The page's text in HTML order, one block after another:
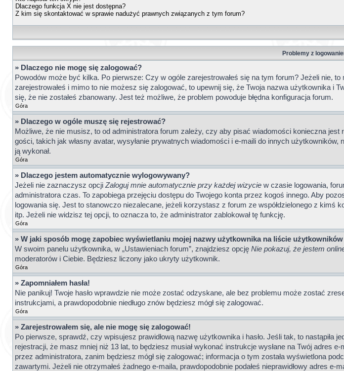
Dlaczego funkcja X nie jest dostępna?
Z kim się skontaktować w sprawie nadużyć prawnych związanych z tym forum?
Problemy z
» Dlaczego nie mogę się zalogować?
Powodów może być kilka. Po pierwsze: Czy w ogóle zarejestrowałeś się na tym forum? Jeżeli nie,
zarejestrowałeś i mimo to nie możesz się zalogować, to upewnij się, że Twoja nazwa użytkownika i
się, że nie zostałeś zbanowany. Jest też możliwe, że problem powoduje błędna konfiguracja forum.
Góra
» Dlaczego w ogóle muszę się rejestrować?
Możliwe, że nie musisz, to od administratora forum zależy, czy aby pisać wiadomości konieczna
gości, takich jak własny avatar, wysyłanie prywatnych wiadomości i e-maili do innych
ją wykonał.
Góra
» Dlaczego jestem automatycznie wylogowywany?
Jeżeli nie zaznaczysz opcji Zaloguj mnie automatycznie przy każdej wizycie w czasie logowania,
administratora czas. To zapobiega przejęciu dostępu do Twojego konta przez kogoś innego. Aby
logowania się. Jest to stanowczo niezalecane, jeżeli korzystasz z forum ze współdzielonego z
itp. Jeżeli nie widzisz tej opcji, to oznacza to, że administrator zablokował tę funkcję.
Góra
» W jaki sposób mogę zapobiec wyświetlaniu mojej nazwy użytkownika na liście
W swoim panelu użytkownika, w „Ustawieniach forum”, znajdziesz opcję Nie pokazuj, że jestem
moderatorów i Ciebie. Będziesz liczony jako ukryty użytkownik.
Góra
» Zapomniałem hasła!
Nie panikuj! Twoje hasło wprawdzie nie może zostać odzyskane, ale bez problemu może zostać
instrukcjami, a prawdopodobnie niedługo znów będziesz mógł się zalogować.
Góra
» Zarejestrowałem się, ale nie mogę się zalogować!
Po pierwsze, sprawdź, czy wpisujesz prawidłową nazwę użytkownika i hasło. Jeśli tak, to
rejestracji, że masz mniej niż 13 lat, to będziesz musiał wykonać instrukcje wysłane na Twój adres
przez administratora, zanim będziesz mógł się zalogować; informacja o tym została wyświetlona
zawartymi. Jeżeli nie otrzymałeś żadnego e-maila, prawdopodobnie podałeś nieprawidłowy adres